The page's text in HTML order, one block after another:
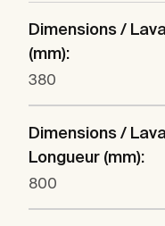
Dimensions /
(mm):
380
Dimensions /
Longueur (mm):
800